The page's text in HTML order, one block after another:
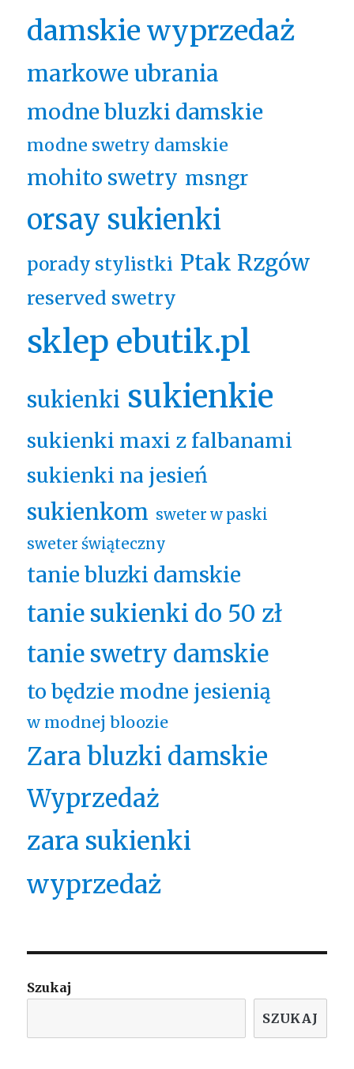
damskie wyprzedaż
markowe ubrania
modne bluzki damskie
modne swetry damskie
mohito swetry msngr
orsay sukienki
porady stylistki Ptak Rzgów
reserved swetry
sklep ebutik.pl
sukienki sukienkie
sukienki maxi z falbanami
sukienki na jesień
sukienkom sweter w paski
sweter świąteczny
tanie bluzki damskie
tanie sukienki do 50 zł
tanie swetry damskie
to będzie modne jesienią
w modnej bloozie
Zara bluzki damskie
Wyprzedaż
zara sukienki
wyprzedaż
Szukaj
SZUKAJ